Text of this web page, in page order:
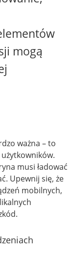
mogą
ważna – to
musi ładować
Upewnij się, że
mobilnych,